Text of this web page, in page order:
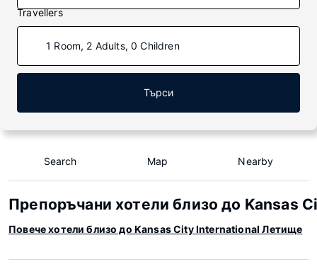
Travellers
1 Room, 2 Adults, 0 Children
Търси
Search Map Nearby
Препоръчани хотели близо до Kansas
Повече хотели близо до Kansas City International Летище